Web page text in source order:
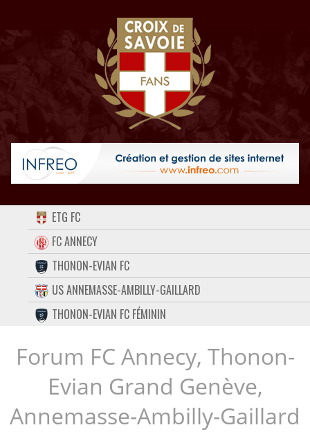
ACCUEIL
FORUM
CONTACT
FACEBOOK
TWITTER
INSTAGRAM
ETG FC
FC ANNECY
THONON-EVIAN FC
US ANNEMASSE-AMBILLY-GAILLARD
THONON-EVIAN FC FÉMININ
Forum FC Annecy, Thonon-
Evian Grand Genève,
Annemasse-Ambilly-Gaillard